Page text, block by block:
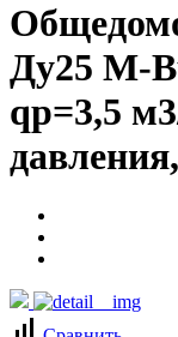
Ду25 M-
qp=3,5
signal_cellular_alt